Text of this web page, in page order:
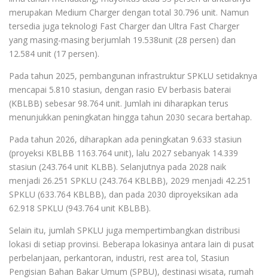
merupakan Medium Charger dengan total 30.796 unit. Namun
tersedia juga teknologi Fast Charger dan Ultra Fast Charger
yang masing-masing berjumlah 19.538unit (28 persen) dan
12.584 unit (17 persen).
Pada tahun 2025, pembangunan infrastruktur SPKLU setidaknya
mencapai 5.810 stasiun, dengan rasio EV berbasis baterai
(KBLBB) sebesar 98.764 unit. Jumlah ini diharapkan terus
menunjukkan peningkatan hingga tahun 2030 secara bertahap.
Pada tahun 2026, diharapkan ada peningkatan 9.633 stasiun
(proyeksi KBLBB 1163.764 unit), lalu 2027 sebanyak 14.339
stasiun (243.764 unit KLBB). Selanjutnya pada 2028 naik
menjadi 26.251 SPKLU (243.764 KBLBB), 2029 menjadi 42.251
SPKLU (633.764 KBLBB), dan pada 2030 diproyeksikan ada
62.918 SPKLU (943.764 unit KBLBB).
Selain itu, jumlah SPKLU juga mempertimbangkan distribusi
lokasi di setiap provinsi. Beberapa lokasinya antara lain di pusat
perbelanjaan, perkantoran, industri, rest area tol, Stasiun
Pengisian Bahan Bakar Umum (SPBU), destinasi wisata, rumah